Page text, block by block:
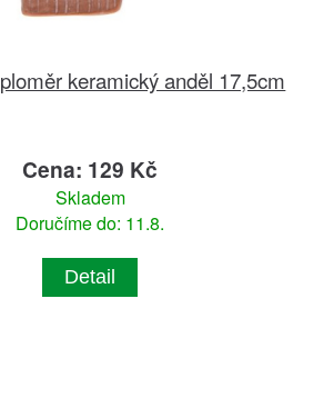
keramický anděl 17,5cm
Cena: 129 Kč
Skladem
Doručíme do: 11.8.
Detail